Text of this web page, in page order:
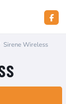
Sirene Wireless